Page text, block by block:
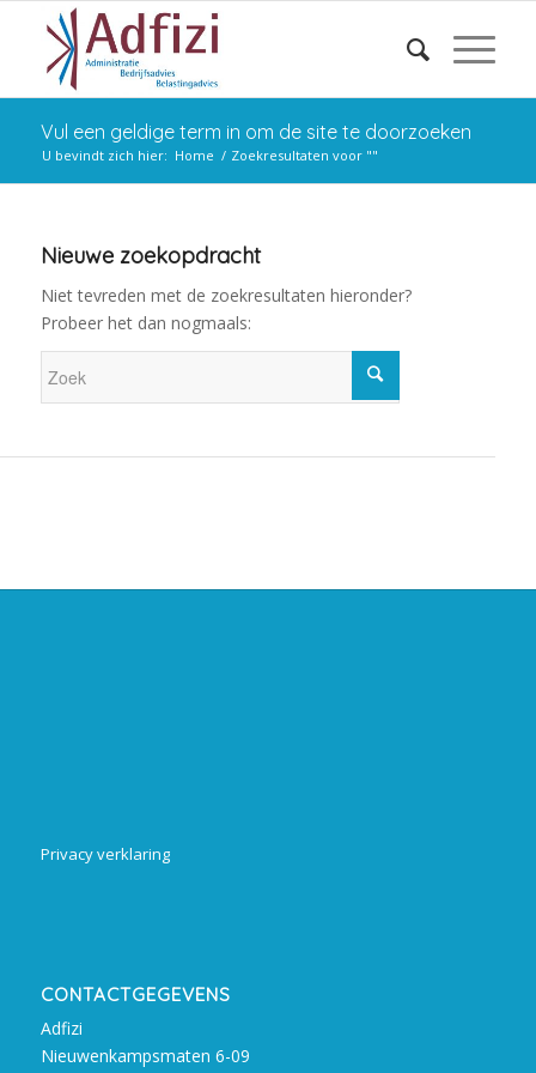
Vul een geldige term in om de site te doorzoeken
U bevindt zich hier: Home / Zoekresultaten voor ""
Nieuwe zoekopdracht
Niet tevreden met de zoekresultaten hieronder?
Probeer het dan nogmaals:
Privacy verklaring
CONTACTGEGEVENS
Adfizi
Nieuwenkampsmaten 6-09